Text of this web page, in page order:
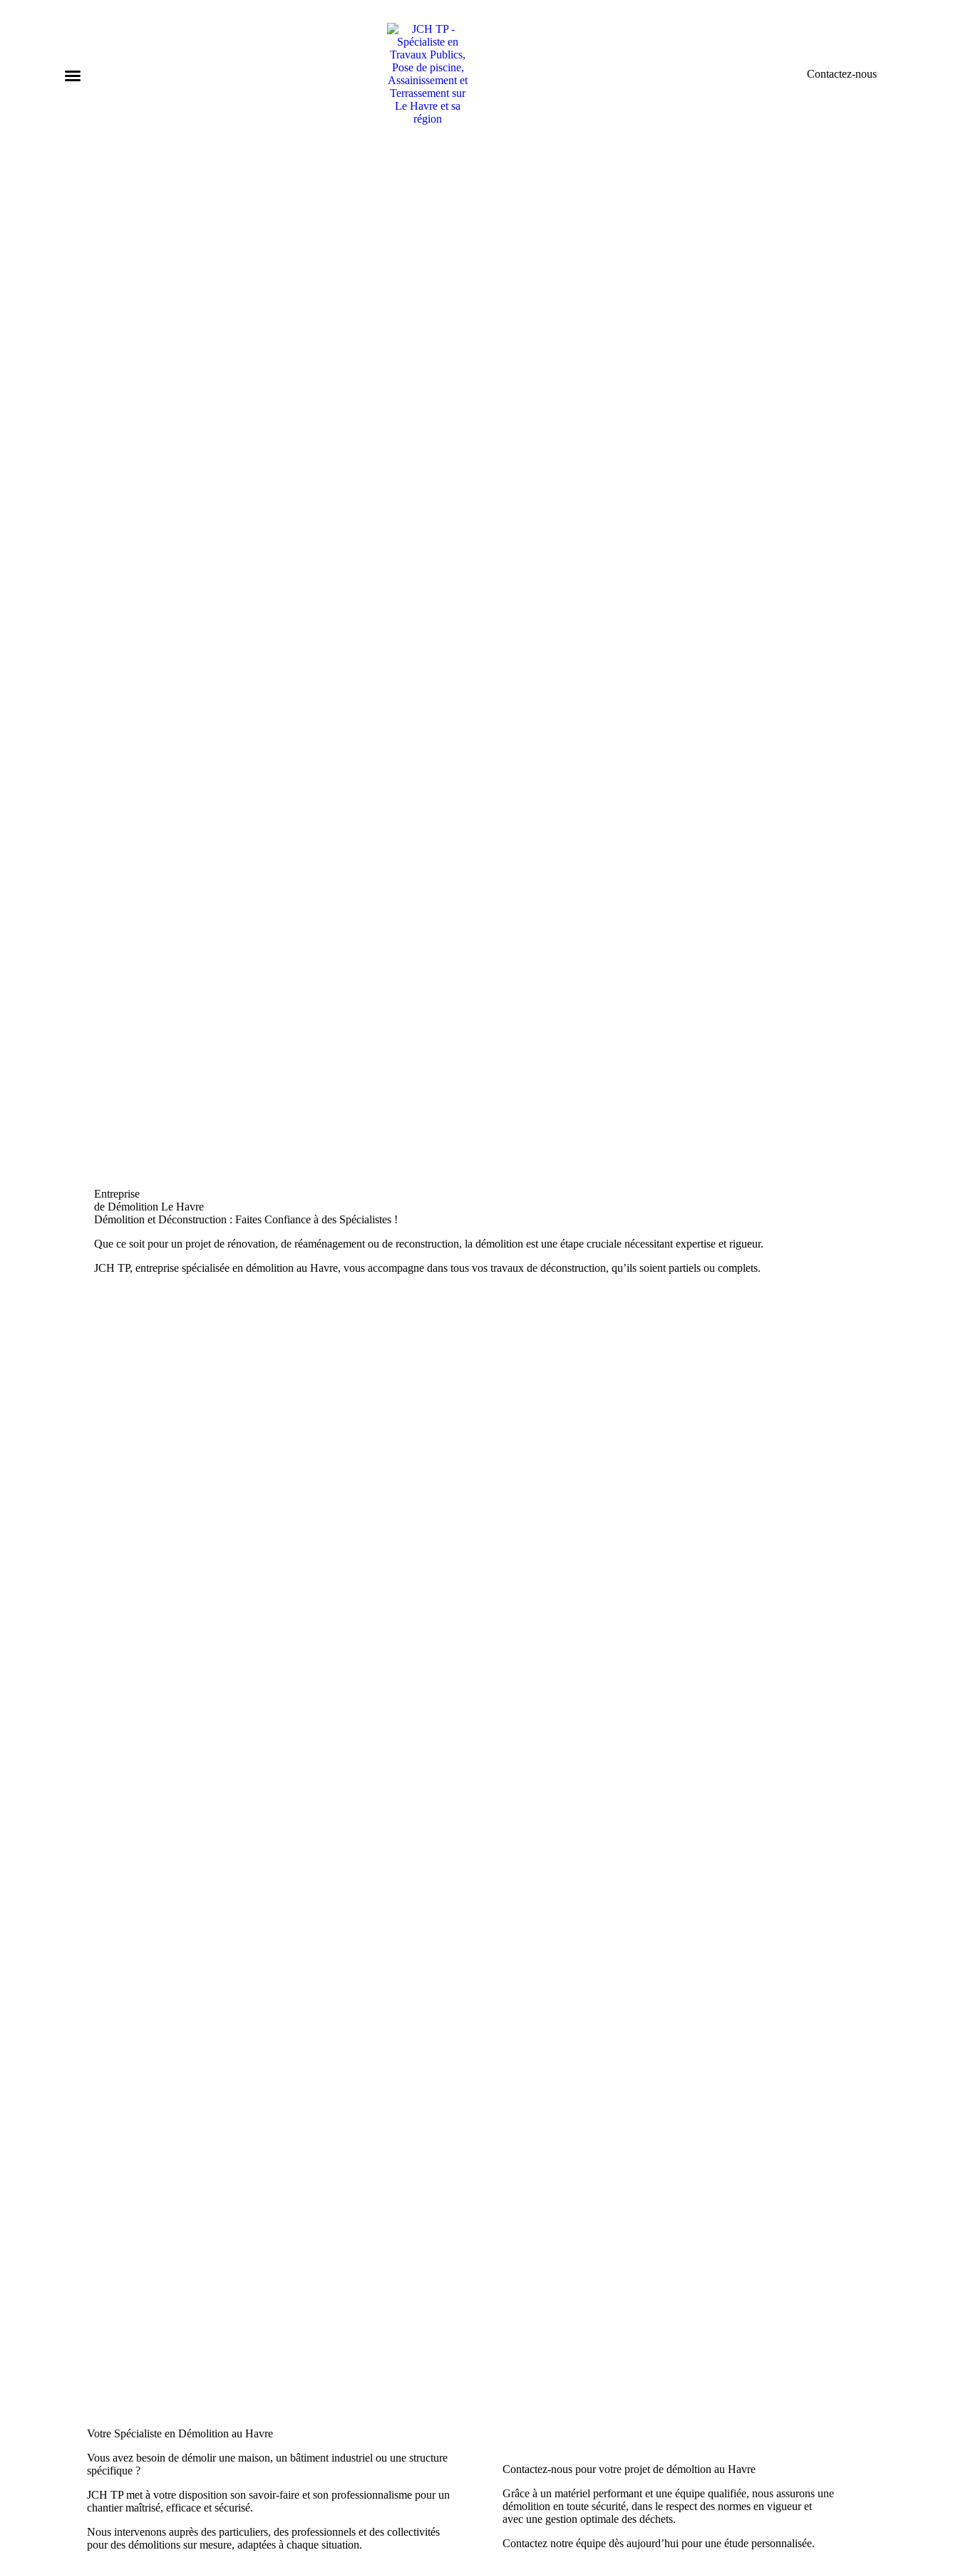
Contactez-nous
Entreprise
de Démolition Le Havre
Démolition et Déconstruction : Faites Confiance à des Spécialistes !
Que ce soit pour un projet de rénovation, de réaménagement ou de reconstruction, la démolition est une étape cruciale nécessitant expertise et rigueur.
JCH TP, entreprise spécialisée en démolition au Havre, vous accompagne dans tous vos travaux de déconstruction, qu’ils soient partiels ou complets.
Votre Spécialiste en Démolition au Havre
Vous avez besoin de démolir une maison, un bâtiment industriel ou une structure
spécifique ?
JCH TP met à votre disposition son savoir-faire et son professionnalisme pour un
chantier maîtrisé, efficace et sécurisé.
Nous intervenons auprès des particuliers, des professionnels et des collectivités
pour des démolitions sur mesure, adaptées à chaque situation.
Contactez-nous pour votre projet de démoltion au Havre
Grâce à un matériel performant et une équipe qualifiée, nous assurons une
démolition en toute sécurité, dans le respect des normes en vigueur et
avec une gestion optimale des déchets.
Contactez notre équipe dès aujourd’hui pour une étude personnalisée.